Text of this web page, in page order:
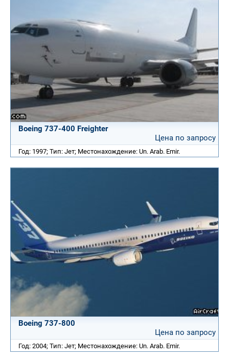
Boeing 737-400 Freighter
Цена по запросу
Год: 1997; Тип: Jет; Местонахождение: Un. Arab. Emir.
Boeing 737-800
Цена по запросу
Год: 2004; Тип: Jет; Местонахождение: Un. Arab. Emir.